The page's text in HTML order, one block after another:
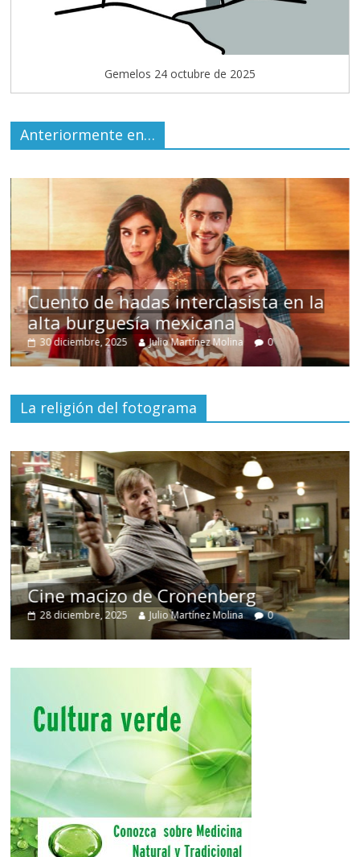
Gemelos 24 octubre de 2025
Anteriormente en…
Cuento de hadas interclasista en la
alta burguesía mexicana
30 diciembre, 2025 Julio Martínez Molina 0
La religión del fotograma
Cine macizo de Cronenberg
28 diciembre, 2025 Julio Martínez Molina 0